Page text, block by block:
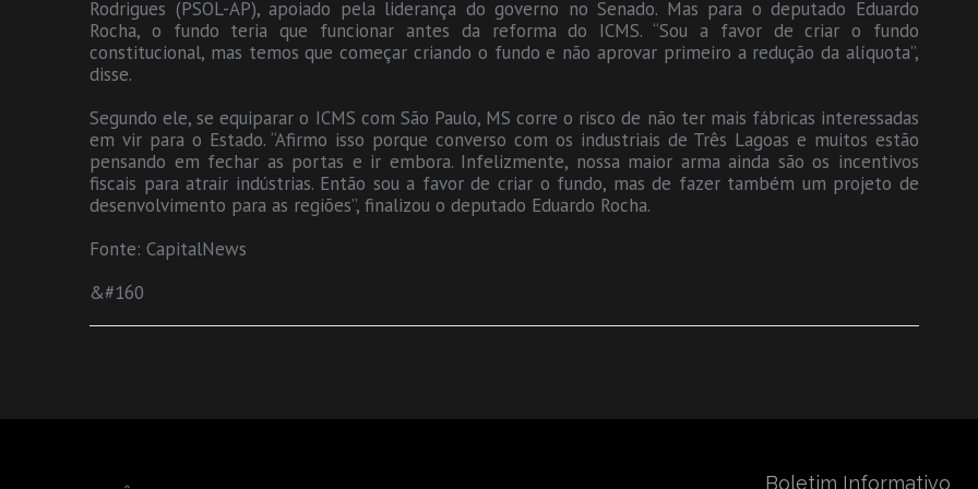
Rodrigues (PSOL-AP), apoiado pela liderança do governo no Senado. Mas para o deputado Eduardo
Rocha, o fundo teria que funcionar antes da reforma do ICMS. “Sou a favor de criar o fundo
constitucional, mas temos que começar criando o fundo e não aprovar primeiro a redução da alíquota”,
disse.
Segundo ele, se equiparar o ICMS com São Paulo, MS corre o risco de não ter mais fábricas interessadas
em vir para o Estado. “Afirmo isso porque converso com os industriais de Três Lagoas e muitos estão
pensando em fechar as portas e ir embora. Infelizmente, nossa maior arma ainda são os incentivos
fiscais para atrair indústrias. Então sou a favor de criar o fundo, mas de fazer também um projeto de
desenvolvimento para as regiões”, finalizou o deputado Eduardo Rocha.
Fonte: CapitalNews
&#160
Boletim Informativo